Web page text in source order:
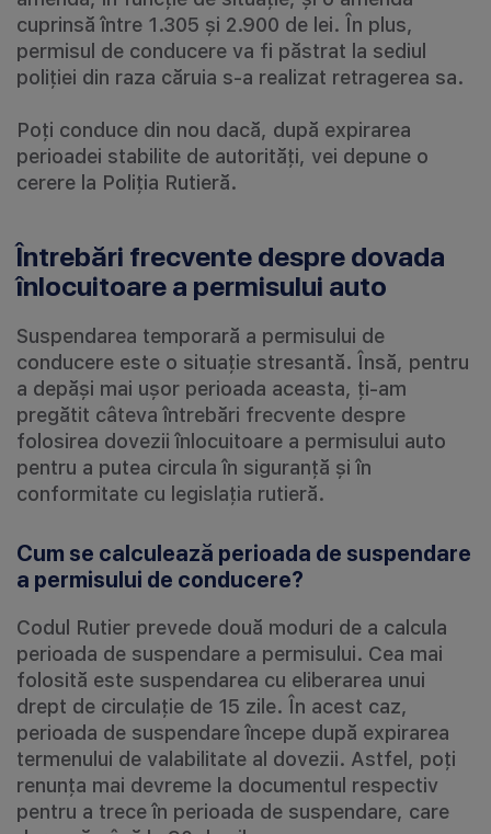
cuprinsă între 1.305 și 2.900 de lei. În plus,
permisul de conducere va fi păstrat la sediul
poliției din raza căruia s-a realizat retragerea sa.
Poți conduce din nou dacă, după expirarea
perioadei stabilite de autorități, vei depune o
cerere la Poliția Rutieră.
Întrebări frecvente despre dovada
înlocuitoare a permisului auto
Suspendarea temporară a permisului de
conducere este o situație stresantă. Însă, pentru
a depăși mai ușor perioada aceasta, ți-am
pregătit câteva întrebări frecvente despre
folosirea dovezii înlocuitoare a permisului auto
pentru a putea circula în siguranță și în
conformitate cu legislația rutieră.
Cum se calculează perioada de suspendare
a permisului de conducere?
Codul Rutier prevede două moduri de a calcula
perioada de suspendare a permisului. Cea mai
folosită este suspendarea cu eliberarea unui
drept de circulație de 15 zile. În acest caz,
perioada de suspendare începe după expirarea
termenului de valabilitate al dovezii. Astfel, poți
renunța mai devreme la documentul respectiv
pentru a trece în perioada de suspendare, care